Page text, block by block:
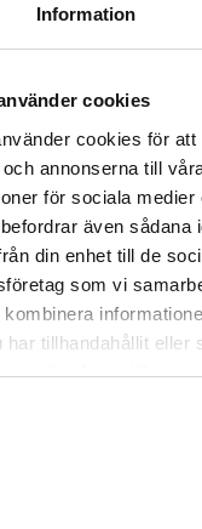
Information
cookies
cookies för
annonserna till
för sociala medier
även sådana
din enhet till de
som vi
har tillhandahållit eller
använt deras tjänster.